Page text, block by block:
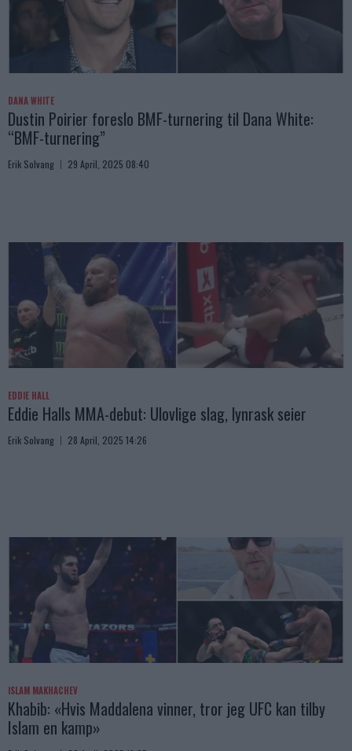
DANA WHITE
Dustin Poirier foreslo BMF-turnering til Dana White:
“BMF-turnering”
Erik Solvang 29 April, 2025 08:40
EDDIE HALL
Eddie Halls MMA-debut: Ulovlige slag, lynrask seier
Erik Solvang 28 April, 2025 14:26
ISLAM MAKHACHEV
Khabib: «Hvis Maddalena vinner, tror jeg UFC kan tilby
Islam en kamp»